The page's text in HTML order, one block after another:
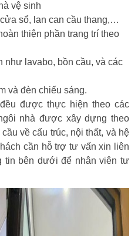
vệ sinh
sổ, lan can cầu thang,…
thiện phần trang trí theo
như lavabo, bồn cầu, và các
và đèn chiếu sáng.
được thực hiện theo các
nhà được xây dựng theo
về cấu trúc, nội thất, và hệ
cần hỗ trợ tư vấn xin liên
tin bên dưới để nhân viên tư